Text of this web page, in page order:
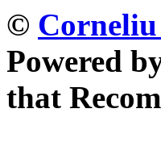
©
Powered
that